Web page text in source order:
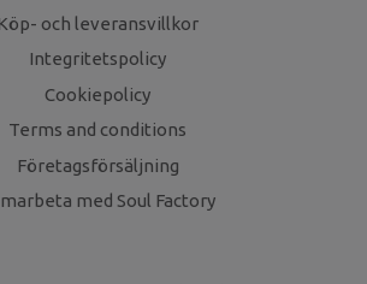
och leveransvillkor
Integritetspolicy
Cookiepolicy
Terms and conditions
Företagsförsäljning
med Soul Factory